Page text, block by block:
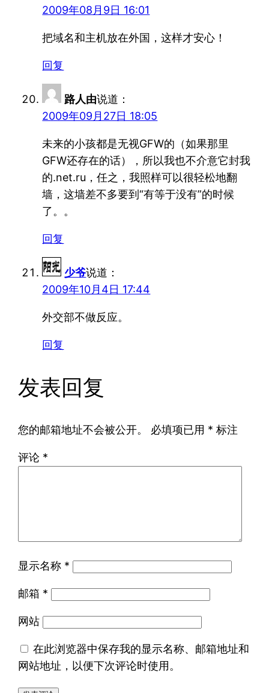
2009年08月9日 16:01
把域名和主机放在外国，这样才安心！
回复
路人由说道：
2009年09月27日 18:05
未来的小孩都是无视GFW的（如果那里
GFW还存在的话），所以我也不介意它封我
的.net.ru，任之，我照样可以很轻松地翻
墙，这墙差不多要到“有等于没有”的时候
了。。
回复
少爷说道：
2009年10月4日 17:44
外交部不做反应。
回复
发表回复
您的邮箱地址不会被公开。 必填项已用 * 标注
评论 *
显示名称 *
邮箱 *
网站
在此浏览器中保存我的显示名称、邮箱地址和
网站地址，以便下次评论时使用。